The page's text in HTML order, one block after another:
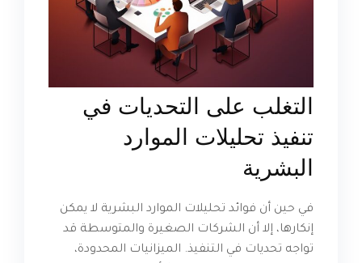
التغلب على التحديات في
تنفيذ تحليلات الموارد
البشرية
في حين أن فوائد تحليلات الموارد البشرية لا يمكن
إنكارها، إلا أن الشركات الصغيرة والمتوسطة قد
تواجه تحديات في التنفيذ. الميزانيات المحدودة،